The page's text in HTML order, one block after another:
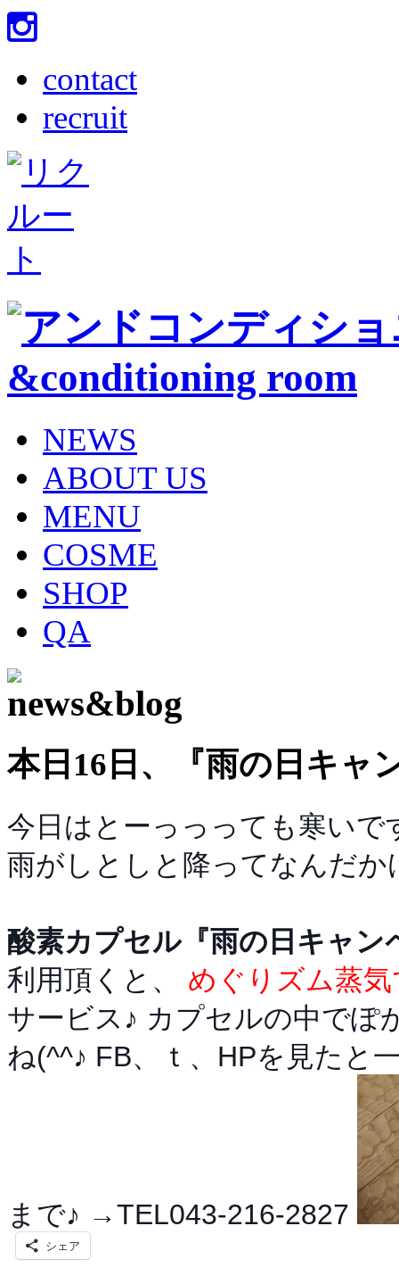
contact
recruit
NEWS
ABOUT US
MENU
COSME
SHOP
QA
本日16日、『雨の日キャ
今日はとーっっっても寒い
雨がしとしと降ってなんだ
酸素カプセル『雨の日キャン
利用頂くと、 めぐりズム蒸
サービス♪ カプセルの中でぽ
ね(^^♪ FB、ｔ、HPを見たと
まで♪ →TEL043-216-2827
シェア